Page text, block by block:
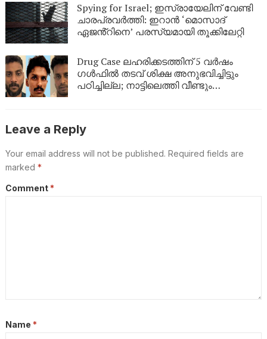
Spying for Israel; ഇസ്രായേലിന് വേണ്ടി
ചാരപ്രവർത്തി: ഇറാൻ ‘മൊസാദ്
ഏജൻ്റിനെ’ പരസ്യമായി തൂക്കിലേറ്റി
Drug Case ലഹരിക്കടത്തിന് 5 വർഷം
ഗൾഫിൽ തടവ് ശിക്ഷ അനുഭവിച്ചിട്ടും
പഠിച്ചില്ല; നാട്ടിലെത്തി വീണ്ടും
Leave a Reply
Your email address will not be published. Required fields are
marked *
Comment *
Name *